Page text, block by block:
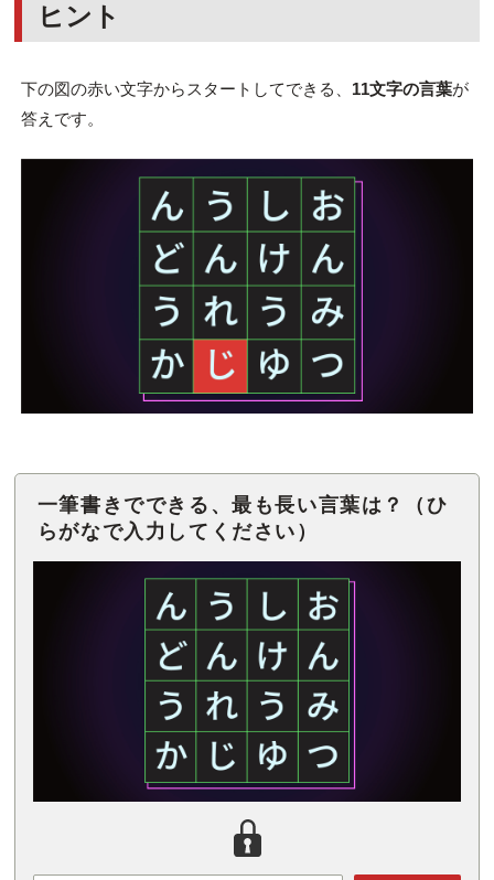
ヒント
下の図の赤い文字からスタートしてできる、 11文字の言葉が
答えです。
一筆書きでできる、最も長い言葉は？（ひ
らがなで入力してください）